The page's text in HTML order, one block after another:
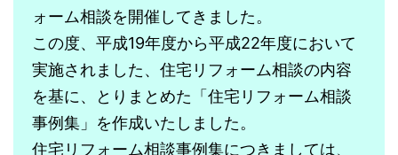
ォーム相談を開催してきました。
この度、平成19年度から平成22年度において
実施されました、住宅リフォーム相談の内容
を基に、とりまとめた「住宅リフォーム相談
事例集」を作成いたしました。
住宅リフォーム相談事例集につきましては、